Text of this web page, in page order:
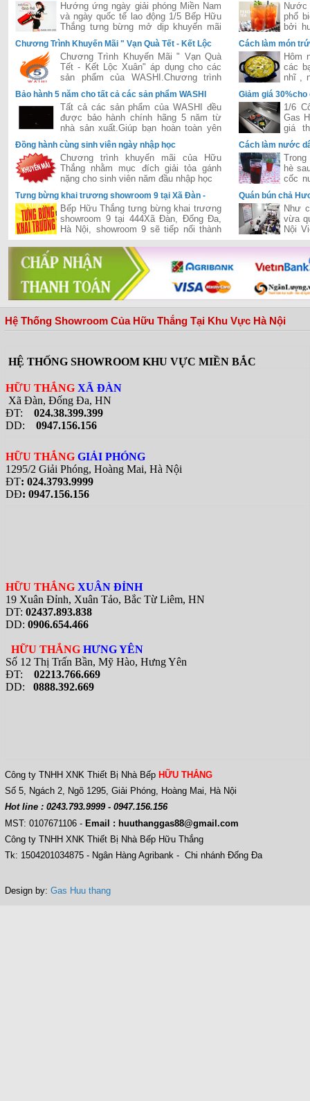
Hướng ứng ngày giải phóng Miền Nam
và ngày quốc tế lao động 1/5 Bếp Hữu
Thắng tưng bừng mở dịp khuyến mãi
lớn áp dụng cho tất các hệ thống của
Hữu Thắng trên toàn quốc
Chương Trình Khuyến Mãi " Vạn Quà Tết - Kết Lộc
Chương Trình Khuyến Mãi " Vạn Quà
Tết - Kết Lộc Xuân" áp dụng cho các
sản phẩm của WASHI.Chương trình
được đánh giá là lớn nhất năm 2015
của hãng WASHI
Bảo hành 5 năm cho tất cả các sản phẩm WASHI
Tất cả các sản phẩm của WASHI đều
được bảo hành chính hãng 5 năm từ
nhà sản xuất.Giúp bạn hoàn toàn yên
tâm trong suốt quá trình sử dụng.
Đồng hành cùng sinh viên ngày nhập học
Chương trình khuyến mãi của Hữu
Thắng nhằm mục đích giải tỏa gánh
nặng cho sinh viên năm đầu nhập học
Tưng bừng khai trương showroom 9 tại Xã Đàn -
Đống Đa - Hà NộiBếp Hữu Thắng tưng bừng khai trương
showroom 9 tại 444Xã Đàn, Đống Đa,
Hà Nội, showroom 9 sẽ tiếp nối thành
công của chuỗi siêu thị của Hữu Thắng
đã khai trương và hiện đang vận hành
hiệu quả trên cả hai miền Nam-Bắc,
đưa Hữu Thắng gần hơn với vị trí nhà
phân phối hàng đầu bếp và thiết bị bếp
tại Việt Nam
phổ
bởi
hấp
Cách làm món
Hôm
các
nhĩ ,
Giảm giá
1/6
Gas
giá
tiếng
Cách làm nước
hè
cốc
thì
Quán bún chả
khi đón TổngNhư
vừa
Nội
tổng
quán
Hệ Thống Showroom Của Hữu Thắng Tại Khu Vực Hà Nội
HỆ THỐNG SHOWROOM KHU VỰC MIỀN BẮC
HỮU THẮNG XÃ ĐÀN
Xã Đàn, Đống Đa, HN
ĐT: 024.38.399.399
DD:
0947.156.156
HỮU THẮNG GIẢI PHÓNG
1295/2 Giải Phóng, Hoàng Mai, Hà Nội
ĐT: 024.3793.9999
DĐ: 0947.156.156
HỮU THẮNG XUÂN ĐỈNH
19 Xuân Đỉnh, Xuân Tảo, Bắc Từ Liêm, HN
DT: 02437.893.838
DD: 0906.654.466
HỮU THẮNG HƯNG YÊN
Số 12 Thị Trấn Bần, Mỹ Hào, Hưng Yên
ĐT: 02213.766.669
DD: 0888.392.669
Công ty TNHH XNK Thiết Bị Nhà Bếp HỮU THẮNG
Số 5, Ngách 2, Ngõ 1295, Giải Phóng, Hoàng Mai, Hà Nội
Hot line : 0243.793.9999 - 0947.156.156
MST: 0107671106 - Email : huuthanggas88@gmail.com
Công ty TNHH XNK Thiết Bị Nhà Bếp Hữu Thắng
Tk: 1504201034875 - Ngân Hàng Agribank - Chi nhánh Đống Đa
Design by: Gas Huu thang